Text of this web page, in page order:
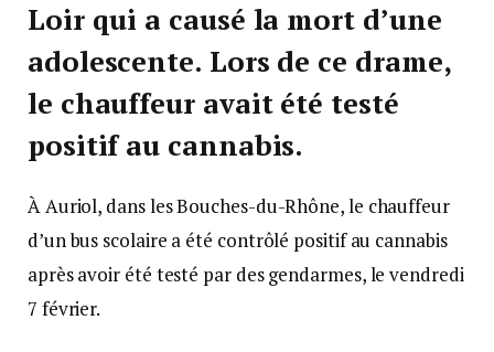
Loir qui a causé la mort d’une
adolescente. Lors de ce drame,
le chauffeur avait été testé
positif au cannabis.
À Auriol, dans les Bouches-du-Rhône, le chauffeur
d’un bus scolaire a été contrôlé positif au cannabis
après avoir été testé par des gendarmes, le vendredi
7 février.